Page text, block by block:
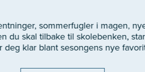
sommerfugler i magen,
du skal tilbake til skolebenken,
deg klar blant sesongens nye